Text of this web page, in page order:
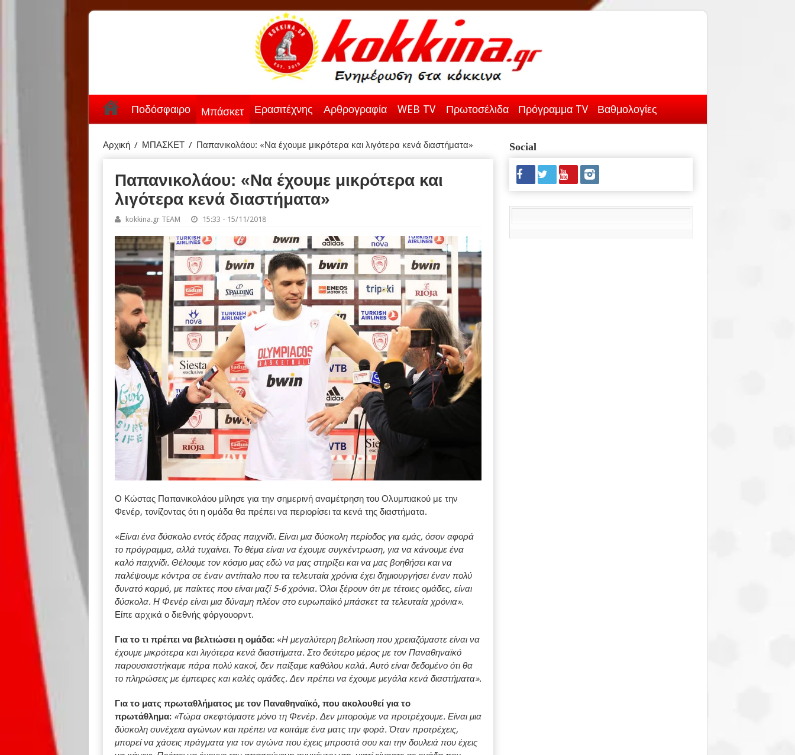
Ποδόσφαιρο Μπάσκετ Ερασιτέχνης Αρθρογραφία WEB TV Πρωτοσέλιδα Πρόγραμμα TV Βαθμολογίες
Αρχική / ΜΠΑΣΚΕΤ / Παπανικολάου: «Να έχουμε μικρότερα και λιγότερα κενά διαστήματα»
Παπανικολάου: «Να έχουμε μικρότερα και
λιγότερα κενά διαστήματα»
kokkina.gr TEAM 15:33 - 15/11/2018
Ο Κώστας Παπανικολάου μίλησε για την σημερινή αναμέτρηση του Ολυμπιακού με την
Φενέρ, τονίζοντας ότι η ομάδα θα πρέπει να περιορίσει τα κενά της διαστήματα.
«Είναι ένα δύσκολο εντός έδρας παιχνίδι. Είναι μια δύσκολη περίοδος για εμάς, όσον αφορά
το πρόγραμμα, αλλά τυχαίνει. Το θέμα είναι να έχουμε συγκέντρωση, για να κάνουμε ένα
καλό παιχνίδι. Θέλουμε τον κόσμο μας εδώ να μας στηρίξει και να μας βοηθήσει και να
παλέψουμε κόντρα σε έναν αντίπαλο που τα τελευταία χρόνια έχει δημιουργήσει έναν πολύ
δυνατό κορμό, με παίκτες που είναι μαζί 5-6 χρόνια. Όλοι ξέρουν ότι με τέτοιες ομάδες, είναι
δύσκολα. Η Φενέρ είναι μια δύναμη πλέον στο ευρωπαϊκό μπάσκετ τα τελευταία χρόνια».
Είπε αρχικά ο διεθνής φόργουορντ.
Για το τι πρέπει να βελτιώσει η ομάδα:«Η μεγαλύτερη βελτίωση που χρειαζόμαστε είναι να
έχουμε μικρότερα και λιγότερα κενά διαστήματα. Στο δεύτερο μέρος με τον Παναθηναϊκό
παρουσιαστήκαμε πάρα πολύ κακοί, δεν παίξαμε καθόλου καλά. Αυτό είναι δεδομένο ότι θα
το πληρώσεις με έμπειρες και καλές ομάδες. Δεν πρέπει να έχουμε μεγάλα κενά διαστήματα».
Για το ματς πρωταθλήματος με τον Παναθηναϊκό, που ακολουθεί για το
πρωτάθλημα:«Τώρα σκεφτόμαστε μόνο τη Φενέρ. Δεν μπορούμε να προτρέχουμε. Είναι μια
δύσκολη συνέχεια αγώνων και πρέπει να κοιτάμε ένα ματς την φορά. Όταν προτρέχεις,
μπορεί να χάσεις πράγματα για τον αγώνα που έχεις μπροστά σου και την δουλειά που έχεις
Social